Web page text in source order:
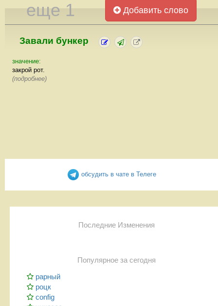
еще 1 Добавить слово
Завали бункер
значение:
закрой рот.
(подробнее)
обсудить в чате в Телеге
Последние Изменения
Популярное за сегодня
рарный
роцк
config